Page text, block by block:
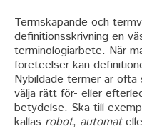
Termskapande och
definitionsskrivning en
terminologiarbete. När
företeelser kan
Nybildade termer är
välja rätt för- eller
betydelse. Ska till
kallas robot, automat